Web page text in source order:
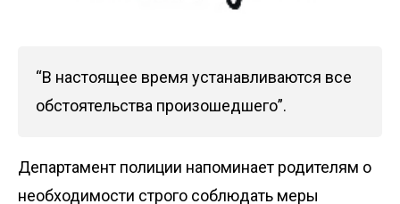
“В настоящее время устанавливаются все
обстоятельства произошедшего”.
Департамент полиции напоминает родителям о
необходимости строго соблюдать меры